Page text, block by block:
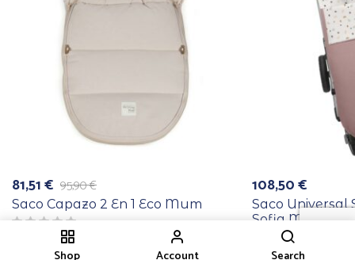
95,90€
El
precio
original
95,90 €.
81,51€
El
precio
actual
81,51 €.
Saco Capazo 2 En 1 Eco Mum
108,50€
Saco Universal
Sofia